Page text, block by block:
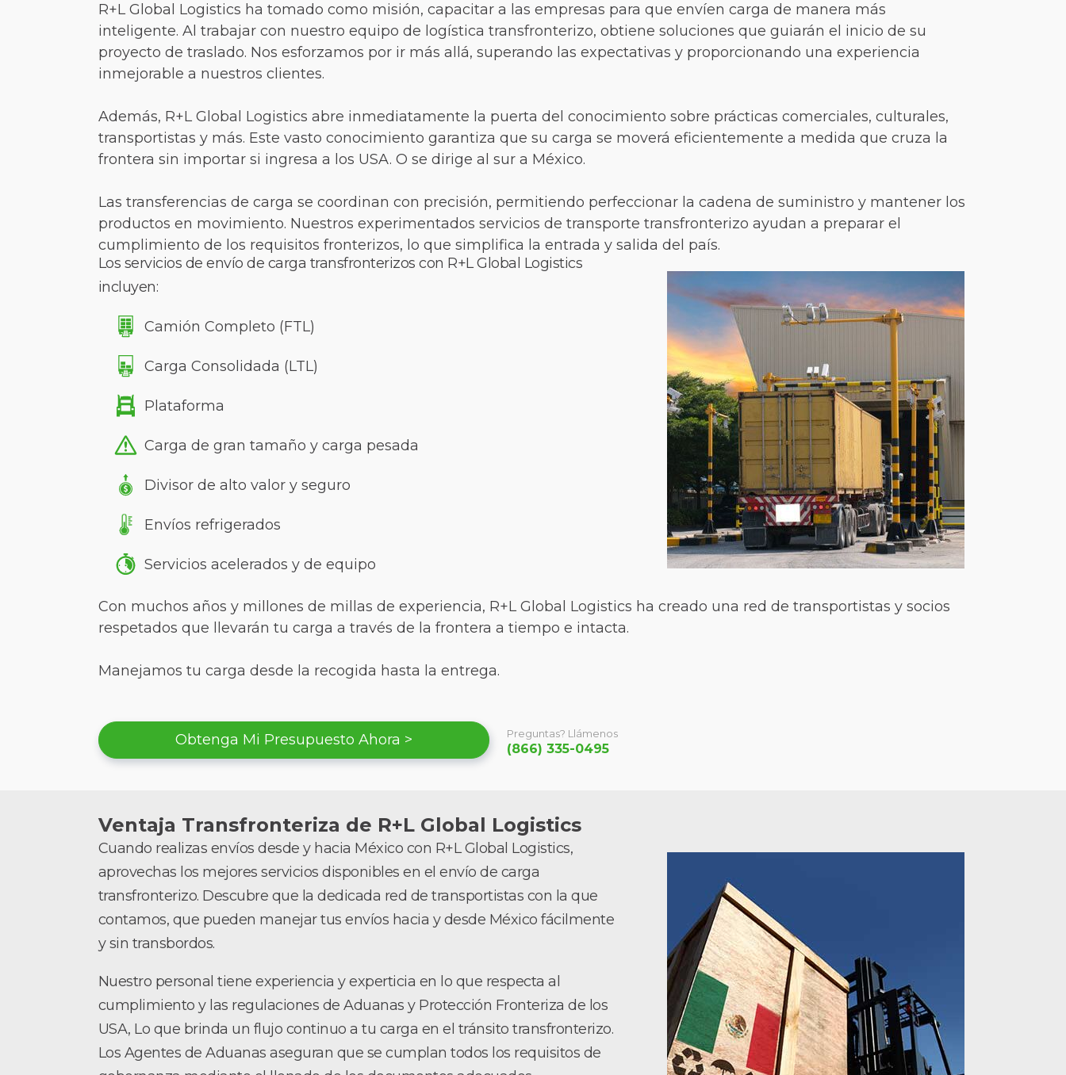
R+L Global Logistics ha tomado como misión, capacitar a las empresas para que envíen carga de manera más
inteligente. Al trabajar con nuestro equipo de logística transfronterizo, obtiene soluciones que guiarán el inicio de su
proyecto de traslado. Nos esforzamos por ir más allá, superando las expectativas y proporcionando una experiencia
inmejorable a nuestros clientes.
Además, R+L Global Logistics abre inmediatamente la puerta del conocimiento sobre prácticas comerciales, culturales,
transportistas y más. Este vasto conocimiento garantiza que su carga se moverá eficientemente a medida que cruza la
frontera sin importar si ingresa a los USA. O se dirige al sur a México.
Las transferencias de carga se coordinan con precisión, permitiendo perfeccionar la cadena de suministro y mantener los
productos en movimiento. Nuestros experimentados servicios de transporte transfronterizo ayudan a preparar el
cumplimiento de los requisitos fronterizos, lo que simplifica la entrada y salida del país.
Los servicios de envío de carga transfronterizos con R+L Global Logistics
incluyen:
Camión Completo (FTL)
Carga Consolidada (LTL)
Plataforma
Carga de gran tamaño y carga pesada
Divisor de alto valor y seguro
Envíos refrigerados
Servicios acelerados y de equipo
Con muchos años y millones de millas de experiencia, R+L Global Logistics ha creado una red de transportistas y socios
respetados que llevarán tu carga a través de la frontera a tiempo e intacta.
Manejamos tu carga desde la recogida hasta la entrega.
Obtenga Mi Presupuesto Ahora > Preguntas? Llámenos
(866) 335-0495
Ventaja Transfronteriza de R+L Global Logistics
Cuando realizas envíos desde y hacia México con R+L Global Logistics,
aprovechas los mejores servicios disponibles en el envío de carga
transfronterizo. Descubre que la dedicada red de transportistas con la que
contamos, que pueden manejar tus envíos hacia y desde México fácilmente
y sin transbordos.
Nuestro personal tiene experiencia y experticia en lo que respecta al
cumplimiento y las regulaciones de Aduanas y Protección Fronteriza de los
USA, Lo que brinda un flujo continuo a tu carga en el tránsito transfronterizo.
Los Agentes de Aduanas aseguran que se cumplan todos los requisitos de